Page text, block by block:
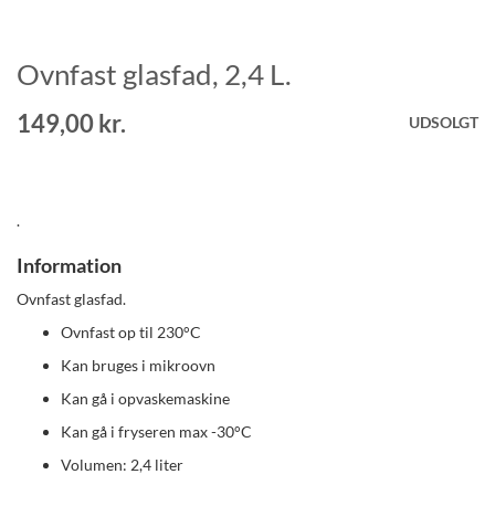
Gå
til
starten
af
Ovnfast glasfad, 2,4 L.
149,00 kr. UDSOLGT
.
Information
Ovnfast glasfad.
Ovnfast op til 230°C
Kan bruges i mikroovn
Kan gå i opvaskemaskine
Kan gå i fryseren max -30°C
Volumen: 2,4 liter